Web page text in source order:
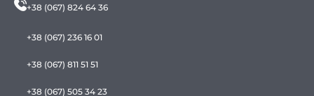
+38 (067) 824 64 36
+38 (067) 236 16 01
+38 (067) 811 51 51
+38 (067) 505 34 23